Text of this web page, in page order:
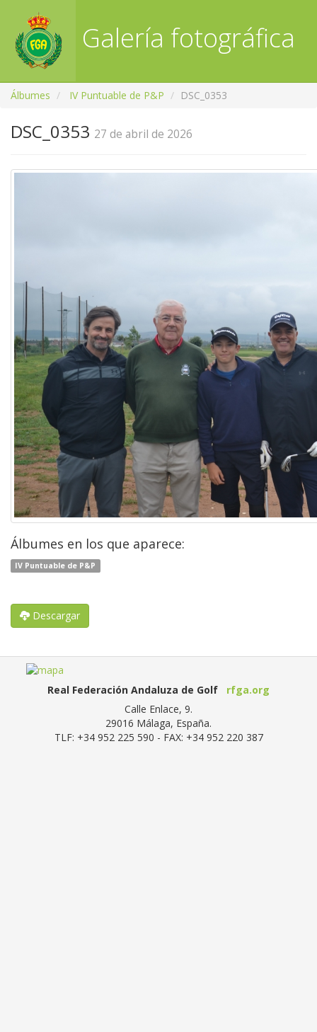
Galería fotográfica
RFGA
Álbumes IV Puntuable de P&P DSC_0353
DSC_0353 27 de abril de 2026
Álbumes en los que aparece:
IV Puntuable de P&P
Descargar
Real Federación Andaluza de Golf
rfga.org
Calle Enlace, 9.
29016 Málaga, España.
TLF: +34 952 225 590 - FAX: +34 952 220 387